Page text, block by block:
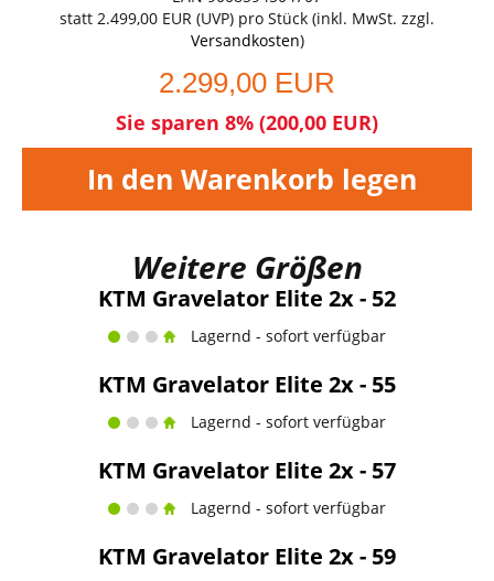
statt 2.499,00 EUR (UVP) pro Stück (inkl. MwSt. zzgl.
Versandkosten)
2.299,00 EUR
Sie sparen 8% (200,00 EUR)
In den Warenkorb legen
Weitere Größen
KTM Gravelator Elite 2x - 52
Lagernd - sofort verfügbar
KTM Gravelator Elite 2x - 55
Lagernd - sofort verfügbar
KTM Gravelator Elite 2x - 57
Lagernd - sofort verfügbar
KTM Gravelator Elite 2x - 59